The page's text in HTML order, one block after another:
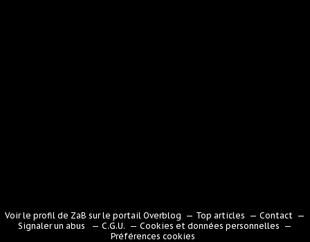
Voir le profil de ZaB sur le portail Overblog Top articles
Contact
Signaler un abus
C.G.U.
Cookies et données personnelles
Préférences cookies